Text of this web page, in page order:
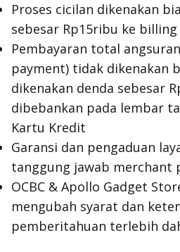
Proses cicilan dikenakan
sebesar Rp15ribu ke
Pembayaran total
payment) tidak dikenakan
dikenakan denda sebesar
dibebankan pada lembar
Kartu Kredit
Garansi dan pengaduan
tanggung jawab merchant
OCBC & Apollo Gadget
mengubah syarat dan
pemberitahuan terlebih